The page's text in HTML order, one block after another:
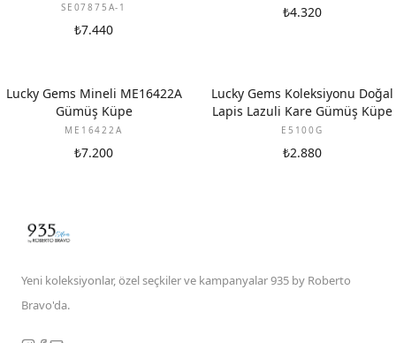
SE07875A-1
₺7.440
₺4.320
Lucky Gems Mineli ME16422A
Gümüş Küpe
ME16422A
₺7.200
Lucky Gems Koleksiyonu Doğal
Lapis Lazuli Kare Gümüş Küpe
E5100G
₺2.880
Yeni koleksiyonlar, özel seçkiler ve kampanyalar 935 by Roberto
Bravo'da.